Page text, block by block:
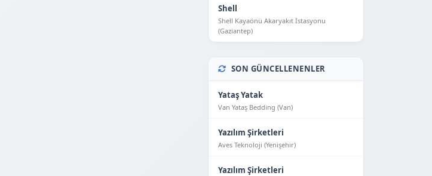
Shell
Shell Kayaönü Akaryakıt İstasyonu
(Gaziantep)
SON GÜNCELLENENLER
Yataş Yatak
Van Yataş Bedding (Van)
Yazılım Şirketleri
Aves Teknoloji (Yeni̇şehi̇r)
Yazılım Şirketleri